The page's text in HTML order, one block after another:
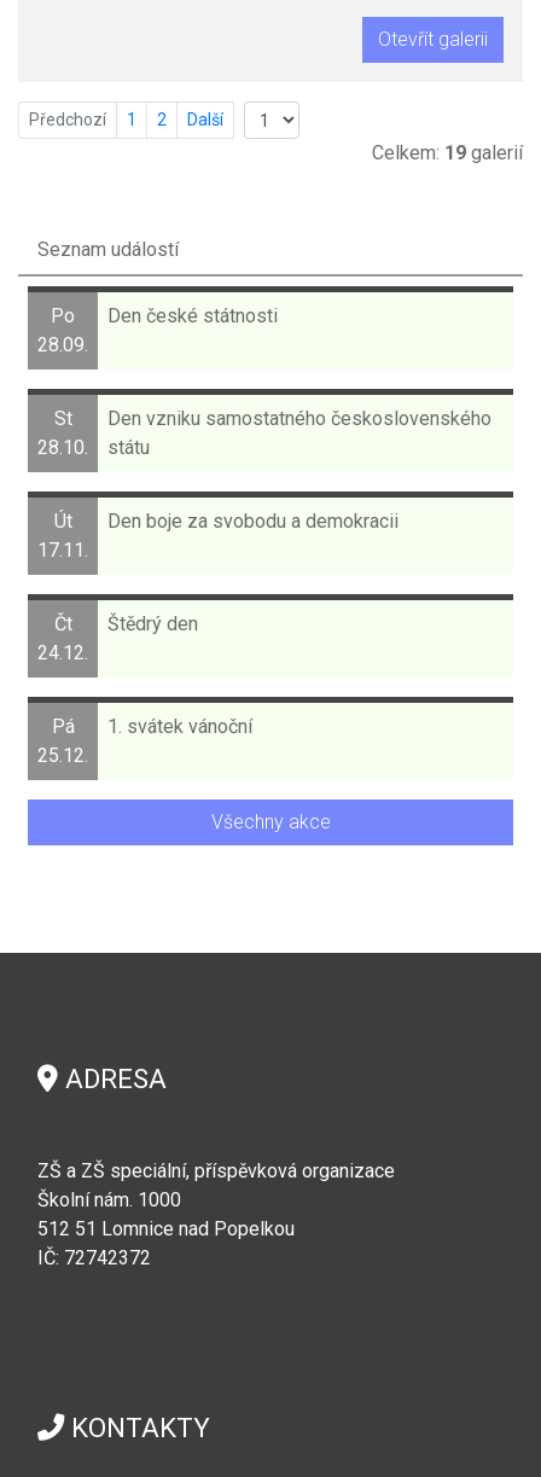
Otevřít galerii
Předchozí 1 2 Další
Celkem: 19 galerií
Seznam událostí
Po
28.09.
Den české státnosti
St
28.10.
Den vzniku samostatného československého
státu
Út
17.11.
Den boje za svobodu a demokracii
Čt
24.12.
Štědrý den
Pá
25.12.
1. svátek vánoční
Všechny akce
ADRESA
ZŠ a ZŠ speciální, příspěvková organizace
Školní nám. 1000
512 51 Lomnice nad Popelkou
IČ: 72742372
KONTAKTY